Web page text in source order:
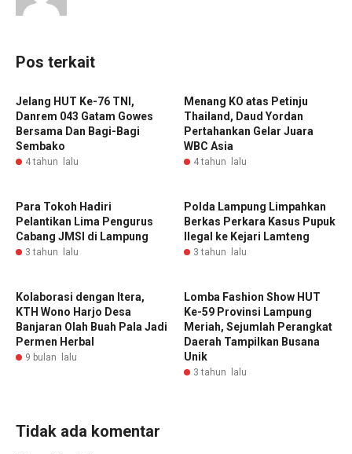
Pos terkait
Jelang HUT Ke-76 TNI,
Danrem 043 Gatam Gowes
Bersama Dan Bagi-Bagi
Sembako
4 tahun lalu
Menang KO atas Petinju
Thailand, Daud Yordan
Pertahankan Gelar Juara
WBC Asia
4 tahun lalu
Para Tokoh Hadiri
Pelantikan Lima Pengurus
Cabang JMSI di Lampung
3 tahun lalu
Polda Lampung Limpahkan
Berkas Perkara Kasus Pupuk
Ilegal ke Kejari Lamteng
3 tahun lalu
‎Kolaborasi dengan Itera,
KTH Wono Harjo Desa
Banjaran Olah Buah Pala Jadi
Permen Herbal
9 bulan lalu
Lomba Fashion Show HUT
Ke-59 Provinsi Lampung
Meriah, Sejumlah Perangkat
Daerah Tampilkan Busana
Unik
3 tahun lalu
Tidak ada komentar